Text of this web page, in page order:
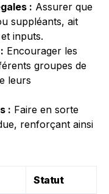
: Assurer que
suppléants, ait
inputs.
Encourager les
groupes de
leurs
: Faire en sorte
renforçant ainsi
Statut